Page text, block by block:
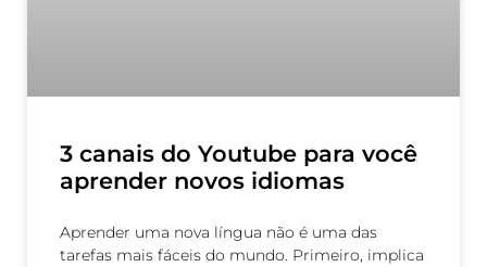
3 canais do Youtube para você
aprender novos idiomas
Aprender uma nova língua não é uma das
tarefas mais fáceis do mundo. Primeiro, implica